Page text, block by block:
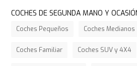
COCHES DE SEGUNDA MANO Y
Coches Pequeños Coches Medianos
Coches Familiar Coches SUV y 4X4